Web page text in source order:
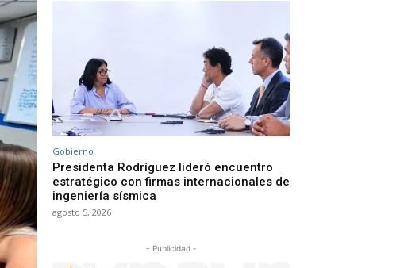
Gobierno
Presidenta Rodríguez lideró encuentro
estratégico con firmas internacionales de
ingeniería sísmica
agosto 5, 2026
- Publicidad -